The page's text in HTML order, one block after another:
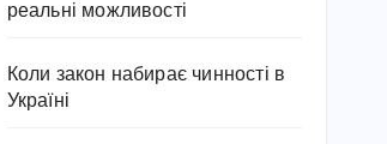
реальні можливості
Коли закон набирає чинності в
Україні